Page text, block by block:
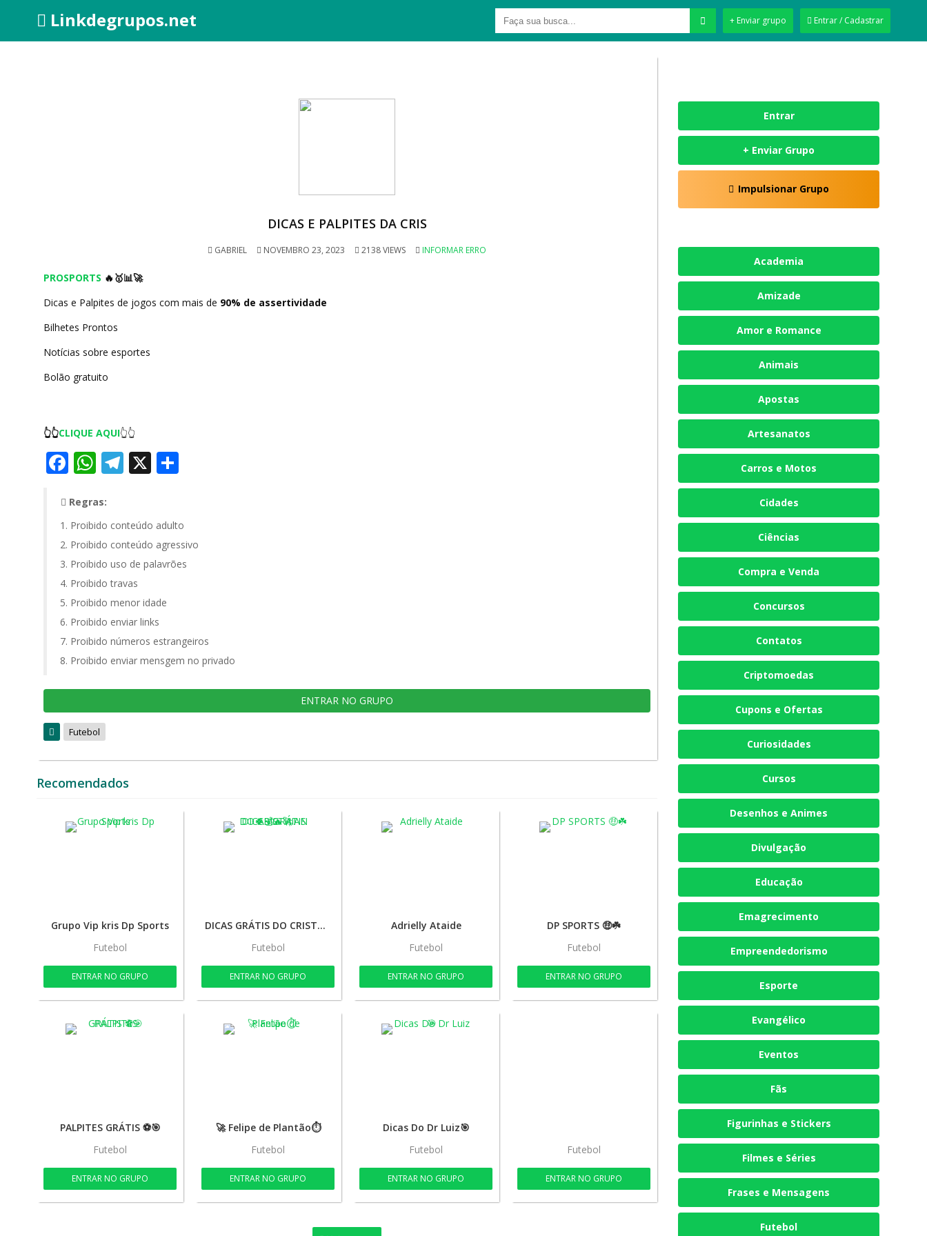
Linkdegrupos.net Entrar / Cadastrar
+ Enviar grupo
DICAS E PALPITES DA CRIS
GABRIEL NOVEMBRO 23, 2023 2138 VIEWS INFORMAR ERRO
PROSPORTS 🔥🥇📊🚀
Dicas e Palpites de jogos com mais de 90% de assertividade
Bilhetes Prontos
Notícias sobre esportes
Bolão gratuito
👆👆CLIQUE AQUI👆👆
Facebook
WhatsApp
Telegram
X
Regras:
Proibido conteúdo adulto
Proibido conteúdo agressivo
Proibido uso de palavrões
Proibido travas
Proibido menor idade
Proibido enviar links
Proibido números estrangeiros
Proibido enviar mensgem no privado
ENTRAR NO GRUPO
Futebol
Recomendados
Grupo Vip kris Dp Sports
Futebol
ENTRAR NO GRUPO
DICAS GRÁTIS DO CRISTHIAN 🍀💰🔥🚀
Futebol
ENTRAR NO GRUPO
Adrielly Ataide
Futebol
ENTRAR NO GRUPO
DP SPORTS 🤑☘️
Futebol
ENTRAR NO GRUPO
PALPITES GRÁTIS ⚽🎯
Futebol
ENTRAR NO GRUPO
🚀 Felipe de Plantão⏱️
Futebol
ENTRAR NO GRUPO
Dicas Do Dr Luiz🎯
Futebol
ENTRAR NO GRUPO
Futebol
ENTRAR NO GRUPO
Entrar
+ Enviar Grupo
Impulsionar Grupo
Academia
Amizade
Amor e Romance
Animais
Apostas
Artesanatos
Carros e Motos
Cidades
Ciências
Compra e Venda
Concursos
Contatos
Criptomoedas
Cupons e Ofertas
Curiosidades
Cursos
Desenhos e Animes
Divulgação
Educação
Emagrecimento
Empreendedorismo
Esporte
Evangélico
Eventos
Fãs
Figurinhas e Stickers
Filmes e Séries
Frases e Mensagens
Futebol